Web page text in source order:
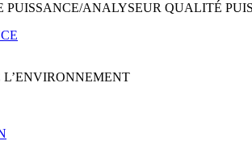
PUISSANCE/ANALYSEUR QUALITÉ